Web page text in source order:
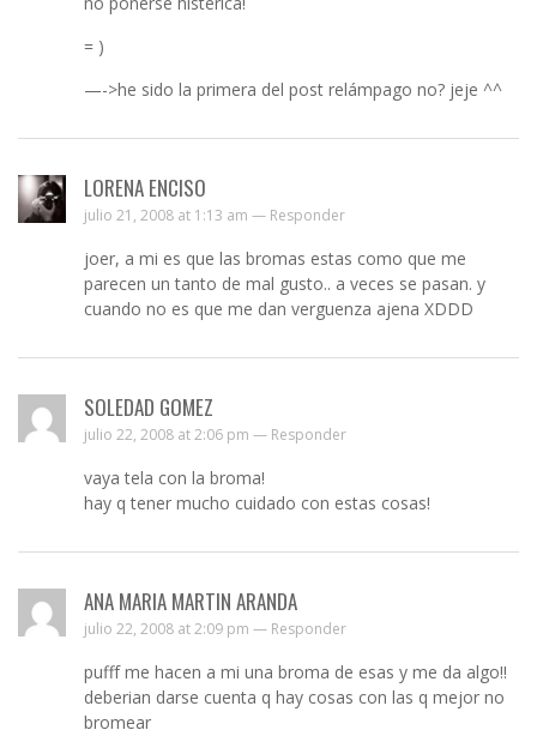
= )
—->he sido la primera del post relámpago no? jeje ^^
LORENA ENCISO
julio 21, 2008 at 1:13 am — Responder
joer, a mi es que las bromas estas como que me
parecen un tanto de mal gusto.. a veces se pasan. y
cuando no es que me dan verguenza ajena XDDD
SOLEDAD GOMEZ
julio 22, 2008 at 2:06 pm — Responder
vaya tela con la broma!
hay q tener mucho cuidado con estas cosas!
ANA MARIA MARTIN ARANDA
julio 22, 2008 at 2:09 pm — Responder
pufff me hacen a mi una broma de esas y me da algo!!
deberian darse cuenta q hay cosas con las q mejor no
bromear